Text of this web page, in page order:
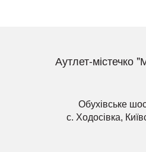
Аутлет-містечко
Обухівське
с. Ходосівка,